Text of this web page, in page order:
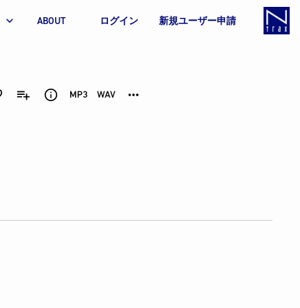
ABOUT ログイン 新規ユーザー申請